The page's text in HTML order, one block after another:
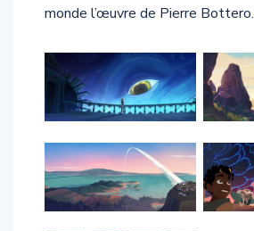
monde l’œuvre de Pierre Bottero.